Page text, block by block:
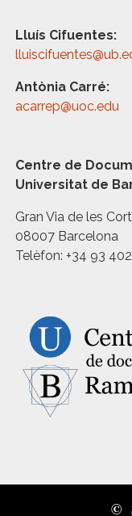
Lluís Cifuentes:
Antònia Carré:
acarrep@uoc.edu
Centre de
Universitat de
Gran Via de les
08007 Barcelona
Telèfon: +34 93
©